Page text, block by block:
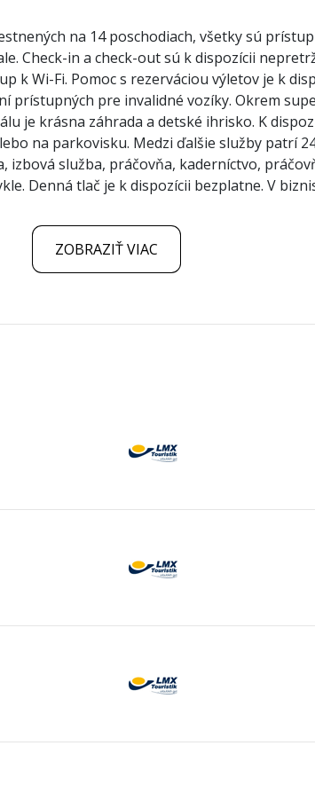
na 14 poschodiach, všetky sú
Check-in a check-out sú k dispozícii
k Wi-Fi. Pomoc s rezerváciou výletov je k
prístupných pre invalidné vozíky. Okrem
je krásna záhrada a detské ihrisko. K
na parkovisku. Medzi ďalšie služby patrí
služba, práčovňa, kaderníctvo,
Denná tlač je k dispozícii bezplatne. V
ZOBRAZIŤ VIAC